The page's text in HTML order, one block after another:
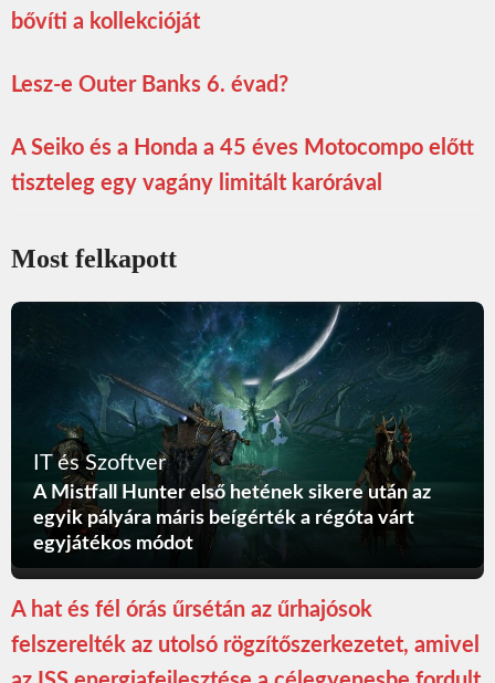
bővíti a kollekcióját
Lesz-e Outer Banks 6. évad?
A Seiko és a Honda a 45 éves Motocompo előtt
tiszteleg egy vagány limitált karórával
Most felkapott
IT és Szoftver
A Mistfall Hunter első hetének sikere után az
egyik pályára máris beígérték a régóta várt
egyjátékos módot
A hat és fél órás űrsétán az űrhajósok
felszerelték az utolsó rögzítőszerkezetet, amivel